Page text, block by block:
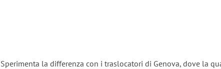
Sperimenta la differenza con i traslocatori di Genova, dove la